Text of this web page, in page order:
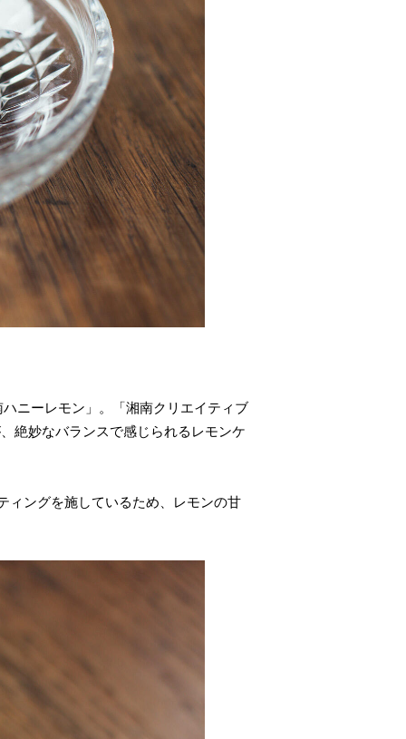
ニーレモン」。「湘南クリエイティブ
絶妙なバランスで感じられるレモンケ
ィングを施しているため、レモンの甘